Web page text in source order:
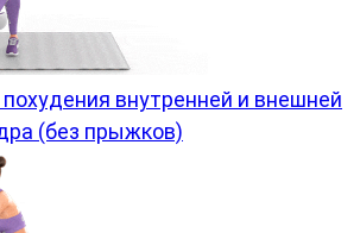
внутренней и внешней
(без прыжков)